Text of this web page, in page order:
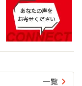
一覧